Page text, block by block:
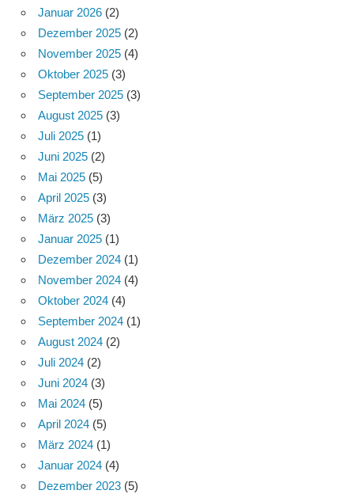
Januar 2026 (2)
Dezember 2025 (2)
November 2025 (4)
Oktober 2025 (3)
September 2025 (3)
August 2025 (3)
Juli 2025 (1)
Juni 2025 (2)
Mai 2025 (5)
April 2025 (3)
März 2025 (3)
Januar 2025 (1)
Dezember 2024 (1)
November 2024 (4)
Oktober 2024 (4)
September 2024 (1)
August 2024 (2)
Juli 2024 (2)
Juni 2024 (3)
Mai 2024 (5)
April 2024 (5)
März 2024 (1)
Januar 2024 (4)
Dezember 2023 (5)